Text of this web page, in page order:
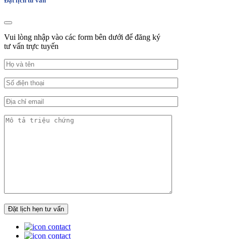
Vui lòng nhập vào các form bên dưới để đăng ký
tư vấn trực tuyến